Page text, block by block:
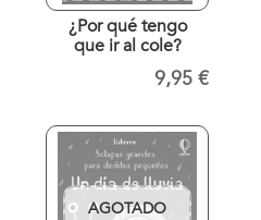
¿Por qué tengo
que ir al cole?
9,95 €
AGOTADO